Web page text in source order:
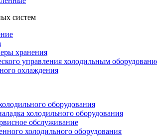
систем
хранения
управления холодильным
охлаждения
оборудования
холодильного оборудования
обслуживание
холодильного оборудования